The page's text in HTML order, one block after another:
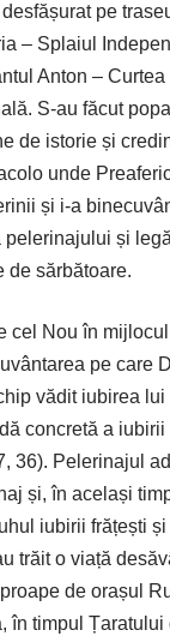
pe
– Splaiul
Anton –
S-au făcut
de istorie și
unde
și i-a
și
de sărbătoare.
cel Nou în
pe care
vădit iubirea
concretă a
36). Pelerinajul
și, în același
iubirii frățești
trăit o viață
de orașul
în timpul